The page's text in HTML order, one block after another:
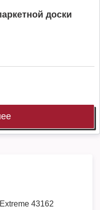
доски
43162